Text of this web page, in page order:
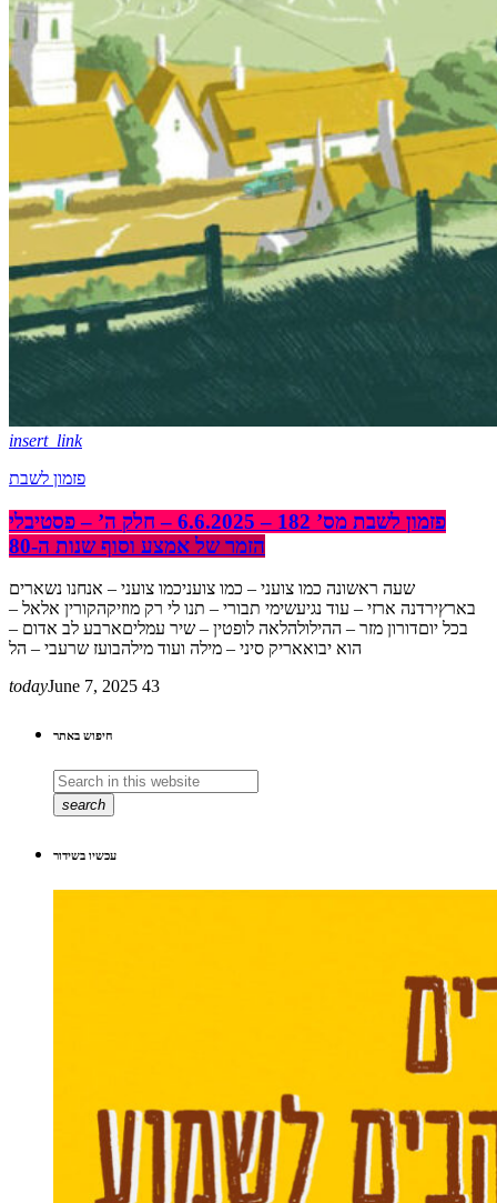
insert_link
פזמון לשבת
פזמון לשבת מס’ 182 – 6.6.2025 – חלק ה’ – פסטיבלי
הזמר של אמצע וסוף שנות ה-80
שעה ראשונה כמו צועני – כמו צועניכמו צועני – אנחנו נשארים
בארץירדנה ארזי – עוד נגיעשימי תבורי – תנו לי רק מוזיקהקורין אלאל –
בכל יוםדורון מזר – ההילולהלאה לופטין – שיר עמליםארבע לב אדום –
הוא יבואאריק סיני – מילה ועוד מילהבועז שרעבי – הל
todayJune 7, 2025 43
חיפוש באתר
search
עכשיו בשידור